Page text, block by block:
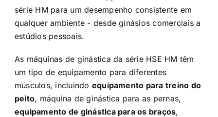
série HM para um desempenho consistente em
qualquer ambiente - desde ginásios comerciais a
estúdios pessoais.
As máquinas de ginástica da série HSE HM têm
um tipo de equipamento para diferentes
músculos, incluindo equipamento para treino do
peito, máquina de ginástica para as pernas,
equipamento de ginástica para os braços,